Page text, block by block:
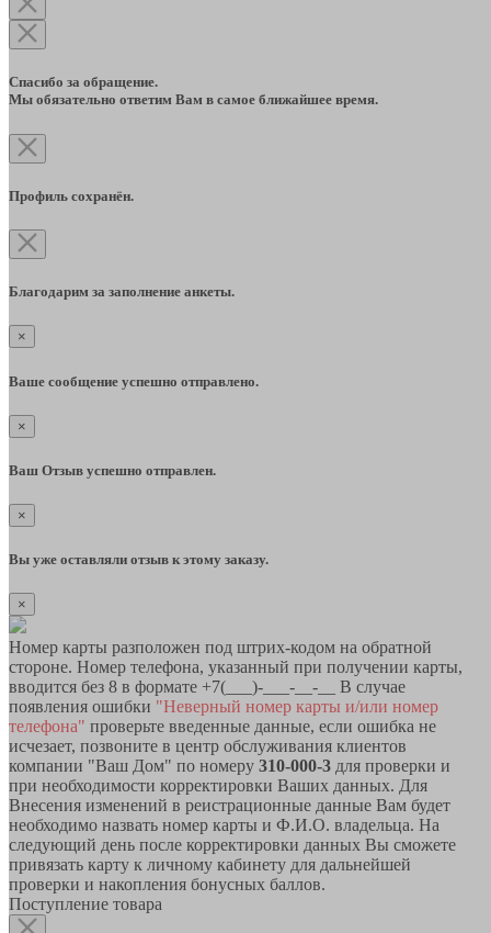
Спасибо за обращение.
Мы обязательно ответим Вам в самое ближайшее время.
Профиль сохранён.
Благодарим за заполнение анкеты.
×
Ваше сообщение успешно отправлено.
×
Ваш Отзыв успешно отправлен.
×
Вы уже оставляли отзыв к этому заказу.
×
Номер карты разположен под штрих-кодом на обратной
стороне. Номер телефона, указанный при получении карты,
вводится без 8 в формате +7(___)-___-__-__ В случае
появления ошибки "Неверный номер карты и/или номер
телефона" проверьте введенные данные, если ошибка не
исчезает, позвоните в центр обслуживания клиентов
компании "Ваш Дом" по номеру 310-000-3 для проверки и
при необходимости корректировки Ваших данных. Для
Внесения изменений в реистрационные данные Вам будет
необходимо назвать номер карты и Ф.И.О. владельца. На
следующий день после корректировки данных Вы сможете
привязать карту к личному кабинету для дальнейшей
проверки и накопления бонусных баллов.
Поступление товара